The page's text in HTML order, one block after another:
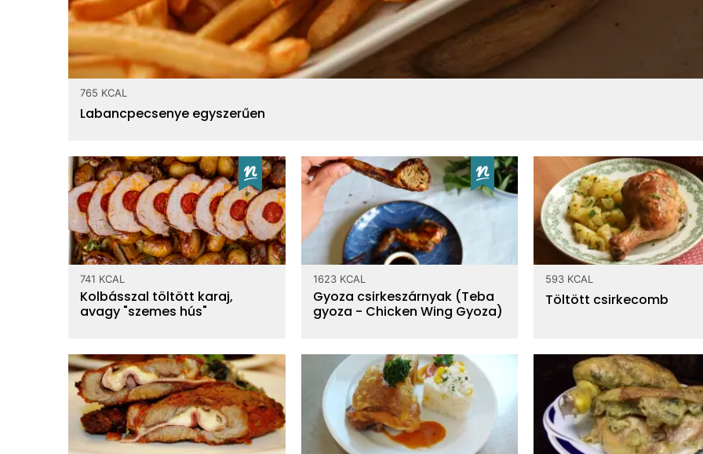
765 KCAL
Labancpecsenye egyszerűen
741 KCAL
Kolbásszal töltött karaj,
avagy "szemes hús"
1623 KCAL
Gyoza csirkeszárnyak (Teba
gyoza - Chicken Wing Gyoza)
593 KCAL
Töltött csirkecomb